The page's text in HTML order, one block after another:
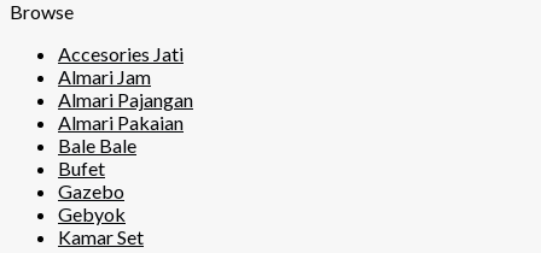
Browse
Accesories Jati
Almari Jam
Almari Pajangan
Almari Pakaian
Bale Bale
Bufet
Gazebo
Gebyok
Kamar Set